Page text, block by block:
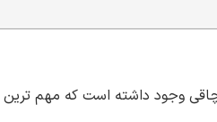
های نوع 2 به همراه افزایش در شیوع چاقی وجود داشته است